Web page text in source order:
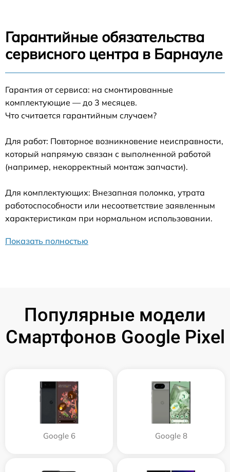
Гарантийные обязательства
сервисного центра в Барнауле
Гарантия от сервиса: на смонтированные
комплектующие — до 3 месяцев.
Что считается гарантийным случаем?
Для работ: Повторное возникновение неисправности,
который напрямую связан с выполненной работой
(например, некорректный монтаж запчасти).
Для комплектующих: Внезапная поломка, утрата
работоспособности или несоответствие заявленным
характеристикам при нормальном использовании.
Показать полностью
Популярные модели
Смартфонов Google Pixel
Google 6 Google 8